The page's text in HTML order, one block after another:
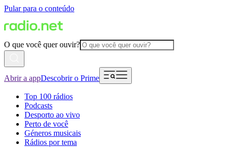
Pular para o conteúdo
O que você quer ouvir?
Abrir a appDescobrir o Prime
Top 100 rádios
Podcasts
Desporto ao vivo
Perto de você
Géneros musicais
Rádios por tema